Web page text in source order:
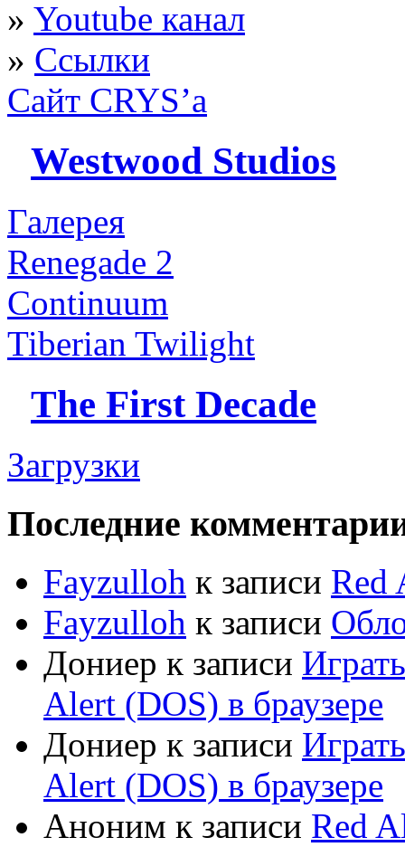
» Youtube канал
» Ссылки
Сайт CRYS’а
Westwood Studios
Галерея
Renegade 2
Continuum
Tiberian Twilight
The First Decade
Загрузки
Последние
Fayzulloh к записи Red
Fayzulloh к записи
Дониер к записи
Alert (DOS) в браузере
Дониер к записи
Alert (DOS) в браузере
Аноним к записи Red